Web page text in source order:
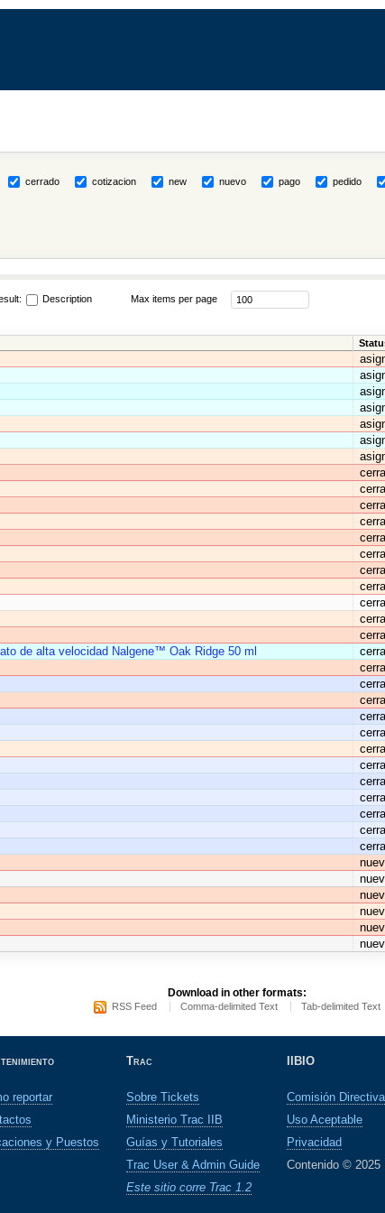
cerrado cotizacion new nuevo pago pedido
Description Max items per page
de alta velocidad Nalgene™ Oak Ridge 50 ml
Download in other formats:
RSS Feed Comma-delimited Text Tab-delimited Text
reportar
y Puestos
Trac
Sobre Tickets
Ministerio Trac IIB
Guías y Tutoriales
Trac User & Admin Guide
Este sitio corre Trac 1.2
IIBIO
Comisión Directiva
Uso Aceptable
Privacidad
Contenido © 2025